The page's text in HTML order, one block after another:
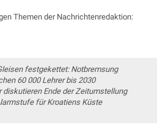
Themen der Nachrichtenredaktion:
festgekettet: Notbremsung
60 000 Lehrer bis 2030
diskutieren Ende der Zeitumstellung
für Kroatiens Küste